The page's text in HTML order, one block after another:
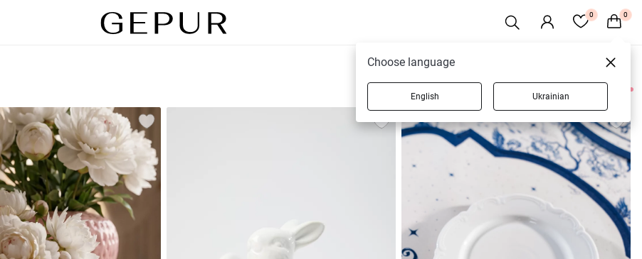
0 0
15 товарів
Choose language
English Ukrainian